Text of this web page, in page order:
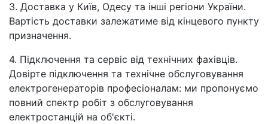
3. Доставка у Київ, Одесу та інші регіони України.
Вартість доставки залежатиме від кінцевого пункту
призначення.
4. Підключення та сервіс від технічних фахівців.
Довірте підключення та технічне обслуговування
електрогенераторів професіоналам: ми пропонуємо
повний спектр робіт з обслуговування
електростанцій на об'єкті.